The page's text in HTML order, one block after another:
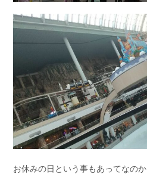
お休みの日という事もあってなのか